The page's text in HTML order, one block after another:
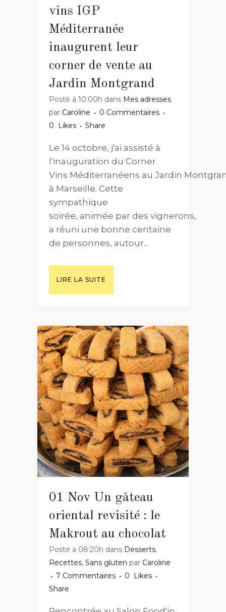
vins IGP
Méditerranée
inaugurent leur
corner de vente au
Jardin Montgrand
Posté à 10:00h dans Mes adresses
par Caroline
0 Commentaires
0
Likes Share
Le 14 octobre, j'ai assisté à
l'inauguration du Corner
Vins Méditerranéens au Jardin
à Marseille. Cette
sympathique
soirée, animée par des vignerons,
a réuni une bonne centaine
de personnes, autour...
LIRE LA SUITE
01 Nov Un gâteau
oriental revisité : le
Makrout au chocolat
Posté à 08:20h dans Desserts,
Recettes, Sans gluten par Caroline
7 Commentaires
0
Likes
Share